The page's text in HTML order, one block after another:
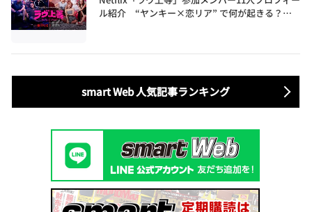
ル紹介 “ヤンキー×恋リア” で何が起きる？地
smart Web 人気記事ランキング